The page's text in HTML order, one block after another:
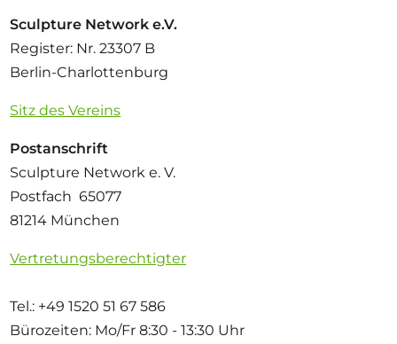
Sculpture Network e.V.
Register: Nr. 23307 B
Berlin-Charlottenburg
Sitz des Vereins
Postanschrift
Sculpture Network e. V.
Postfach 65077
81214 München
Vertretungsberechtigter
Tel.: +49 1520 51 67 586
Bürozeiten: Mo/Fr 8:30 - 13:30 Uhr